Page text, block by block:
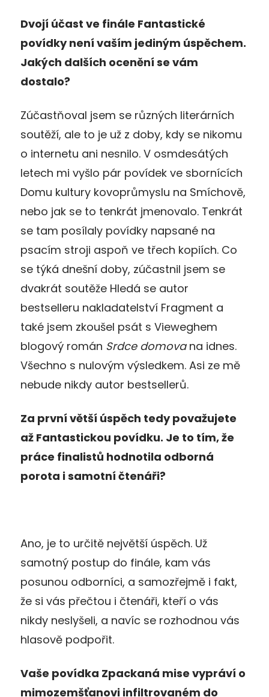
Dvojí účast ve finále Fantastické
povídky není vaším jediným úspěchem.
Jakých dalších ocenění se vám
dostalo?
Zúčastňoval jsem se různých literárních
soutěží, ale to je už z doby, kdy se nikomu
o internetu ani nesnilo. V osmdesátých
letech mi vyšlo pár povídek ve sbornících
Domu kultury kovoprůmyslu na Smíchově,
nebo jak se to tenkrát jmenovalo. Tenkrát
se tam posílaly povídky napsané na
psacím stroji aspoň ve třech kopiích. Co
se týká dnešní doby, zúčastnil jsem se
dvakrát soutěže Hledá se autor
bestselleru nakladatelství Fragment a
také jsem zkoušel psát s Vieweghem
blogový román Srdce domovana idnes.
Všechno s nulovým výsledkem. Asi ze mě
nebude nikdy autor bestsellerů.
Za první větší úspěch tedy považujete
až Fantastickou povídku. Je to tím, že
práce finalistů hodnotila odborná
porota i samotní čtenáři?
Ano, je to určitě největší úspěch. Už
samotný postup do finále, kam vás
posunou odborníci, a samozřejmě i fakt,
že si vás přečtou i čtenáři, kteří o vás
nikdy neslyšeli, a navíc se rozhodnou vás
hlasově podpořit.
Vaše povídka Zpackaná mise vypráví o
mimozemšťanovi infiltrovaném do